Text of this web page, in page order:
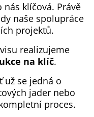
klíčová. Právě
naše spolupráce
projektů.
realizujeme
na klíč.
už se jedná o
jader nebo
proces.